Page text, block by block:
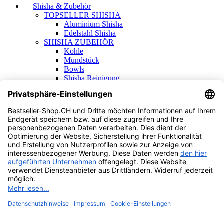
Shisha & Zubehör
TOPSELLER SHISHA
Aluminium Shisha
Edelstahl Shisha
SHISHA ZUBEHÖR
Kohle
Mundstück
Bowls
Shisha Reinigung
Alle Produkte
Home
Shop
Wishlist
Vergleichen
Warenkorb
Schliessen
Anmelden
Schliessen
Noch keinen Account?